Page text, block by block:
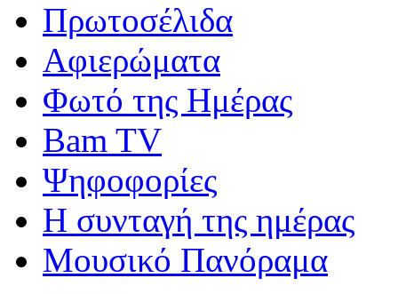
Πρωτοσέλιδα
Αφιερώματα
Φωτό της Ημέρας
Bam TV
Ψηφοφορίες
Η συνταγή της ημέρας
Μουσικό Πανόραμα